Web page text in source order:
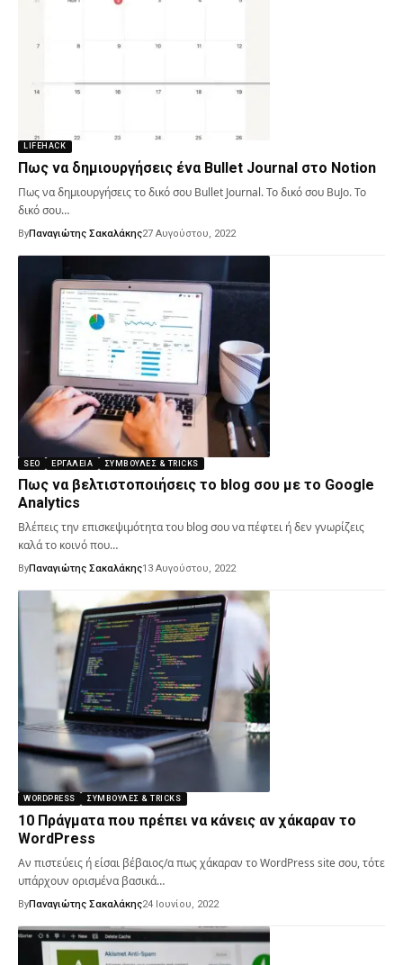
LIFEHACK
Πως να δημιουργήσεις ένα Bullet Journal στο Notion
Πως να δημιουργήσεις το δικό σου Bullet Journal. Το δικό σου BuJo. Το
δικό σου…
ByΠαναγιώτης Σακαλάκης27 Αυγούστου, 2022
SEO ΕΡΓΑΛΕΊΑ ΣΥΜΒΟΥΛΈΣ & TRICKS
Πως να βελτιστοποιήσεις το blog σου με το Google
Analytics
Βλέπεις την επισκεψιμότητα του blog σου να πέφτει ή δεν γνωρίζεις
καλά το κοινό που…
ByΠαναγιώτης Σακαλάκης13 Αυγούστου, 2022
WORDPRESS ΣΥΜΒΟΥΛΈΣ & TRICKS
10 Πράγματα που πρέπει να κάνεις αν χάκαραν το
WordPress
Αν πιστεύεις ή είσαι βέβαιος/α πως χάκαραν το WordPress site σου, τότε
υπάρχουν ορισμένα βασικά…
ByΠαναγιώτης Σακαλάκης24 Ιουνίου, 2022